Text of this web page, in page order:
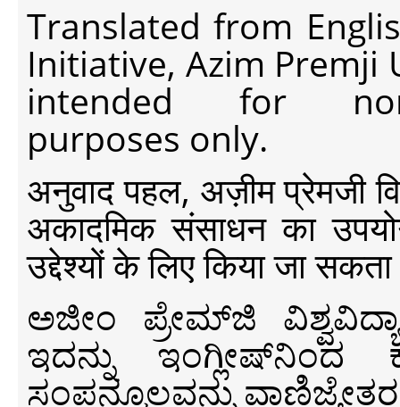
Translated from
Initiative, Azim Premji
intended for non-
purposes only.
अनुवाद पहल, अज़ीम प्रेमजी
अकादमिक संसाधन का
उद्देश्यों के लिए किया जा
ಅಜೀಂ ಪ್ರೇಮ್‍ಜಿ
ಇದನ್ನು ಇಂಗ್ಲೀಷ್‍ನಿಂದ
ಸಂಪನ್ಮೂಲವನ್ನು